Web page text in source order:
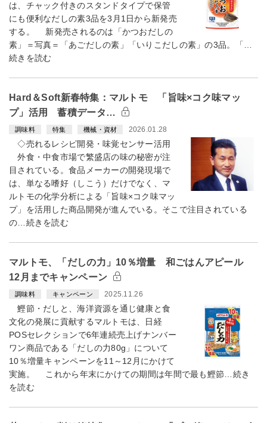
は、チャック付きのスタンドタイプで保管
にも便利なだしの素3品を3月1日から新発売
する。 新発売されるのは「かつおだしの
素」＝写真＝「あごだしの素」「いりこだしの素」の3品。「…
続きを読む
Hard＆Soft新春特集：マルトモ 「旨味×コク味マッ
プ」活用 蓄積データ…
調味料 特集 機械・資材 2026.01.28
◇売れるレシピ開発・味覚センサー活用
外食・中食市場で繁盛店の味の秘密が注
目されている。食品メーカーの開発現場で
は、単なる嗜好（しこう）だけでなく、マ
ルトモの化学分析による「旨味×コク味マッ
プ」を活用した商品開発が進んでいる。そこで注目されている
の…続きを読む
マルトモ、「だしの力」10％増量 和ごはんアピール
12月までキャンペーン
調味料 キャンペーン 2025.11.26
鰹節・だしと、海洋資源を通じ健康と食
文化の発展に貢献するマルトモは、日経
POSセレクションで6年連続売上げナンバー
ワン商品である「だしの力80g」について
10％増量キャンペーンを11～12月にかけて
実施。 これから年末にかけての期間は年間で最も鰹節…続き
を読む